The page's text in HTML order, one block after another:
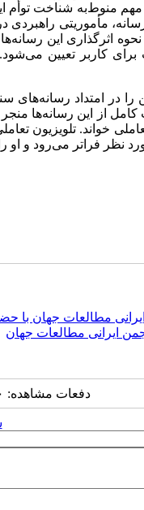
منوط‌به شناخت توأم
رسانه‌، مأموریتی
اثرگذاری این
کاربر تعیین می‌شود.
در امتداد رسانه‌های
کامل از ‌این رسانه‌ها
تعاملی خواند.
نظر فراتر می‌رود و
جهان با حضور ۱۱۷
ایرانی مطالعات جهان
دفعات مشاهده: ۲۱۰۰ بار |